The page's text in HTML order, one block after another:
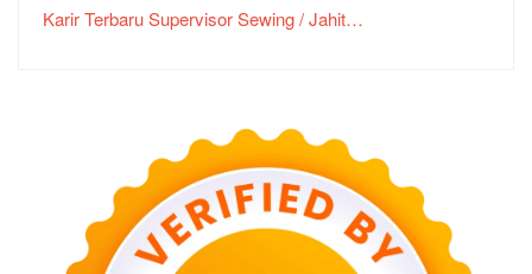
Karir Terbaru Supervisor Sewing / Jahit…